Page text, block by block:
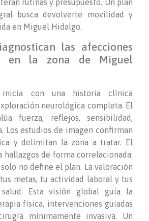
rutinas y presupuesto. Un plan
busca devolverte movilidad y
en Miguel Hidalgo.
las afecciones
en la zona de Miguel
inicia con una historia clínica
neurológica completa. El
fuerza, reflejos, sensibilidad,
Los estudios de imagen confirman
y delimitan la zona a tratar. El
de forma correlacionada:
no define el plan. La valoración
metas, tu actividad laboral y tus
Esta visión global guía la
física, intervenciones guiadas
mínimamente invasiva. Un